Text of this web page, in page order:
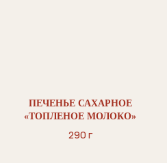
ПЕЧЕНЬЕ САХАРНОЕ
«ТОПЛЕНОЕ МОЛОКО»
290 г